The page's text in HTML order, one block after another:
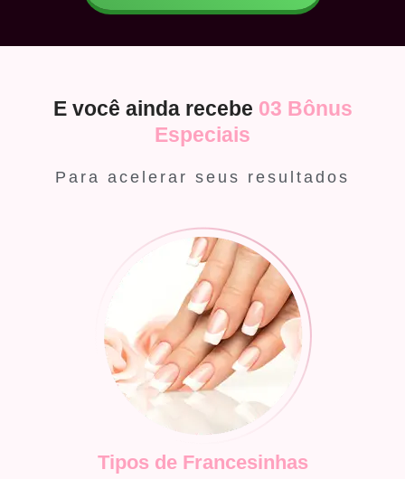
E você ainda recebe 03 Bônus
Especiais
Para acelerar seus resultados
Tipos de Francesinhas